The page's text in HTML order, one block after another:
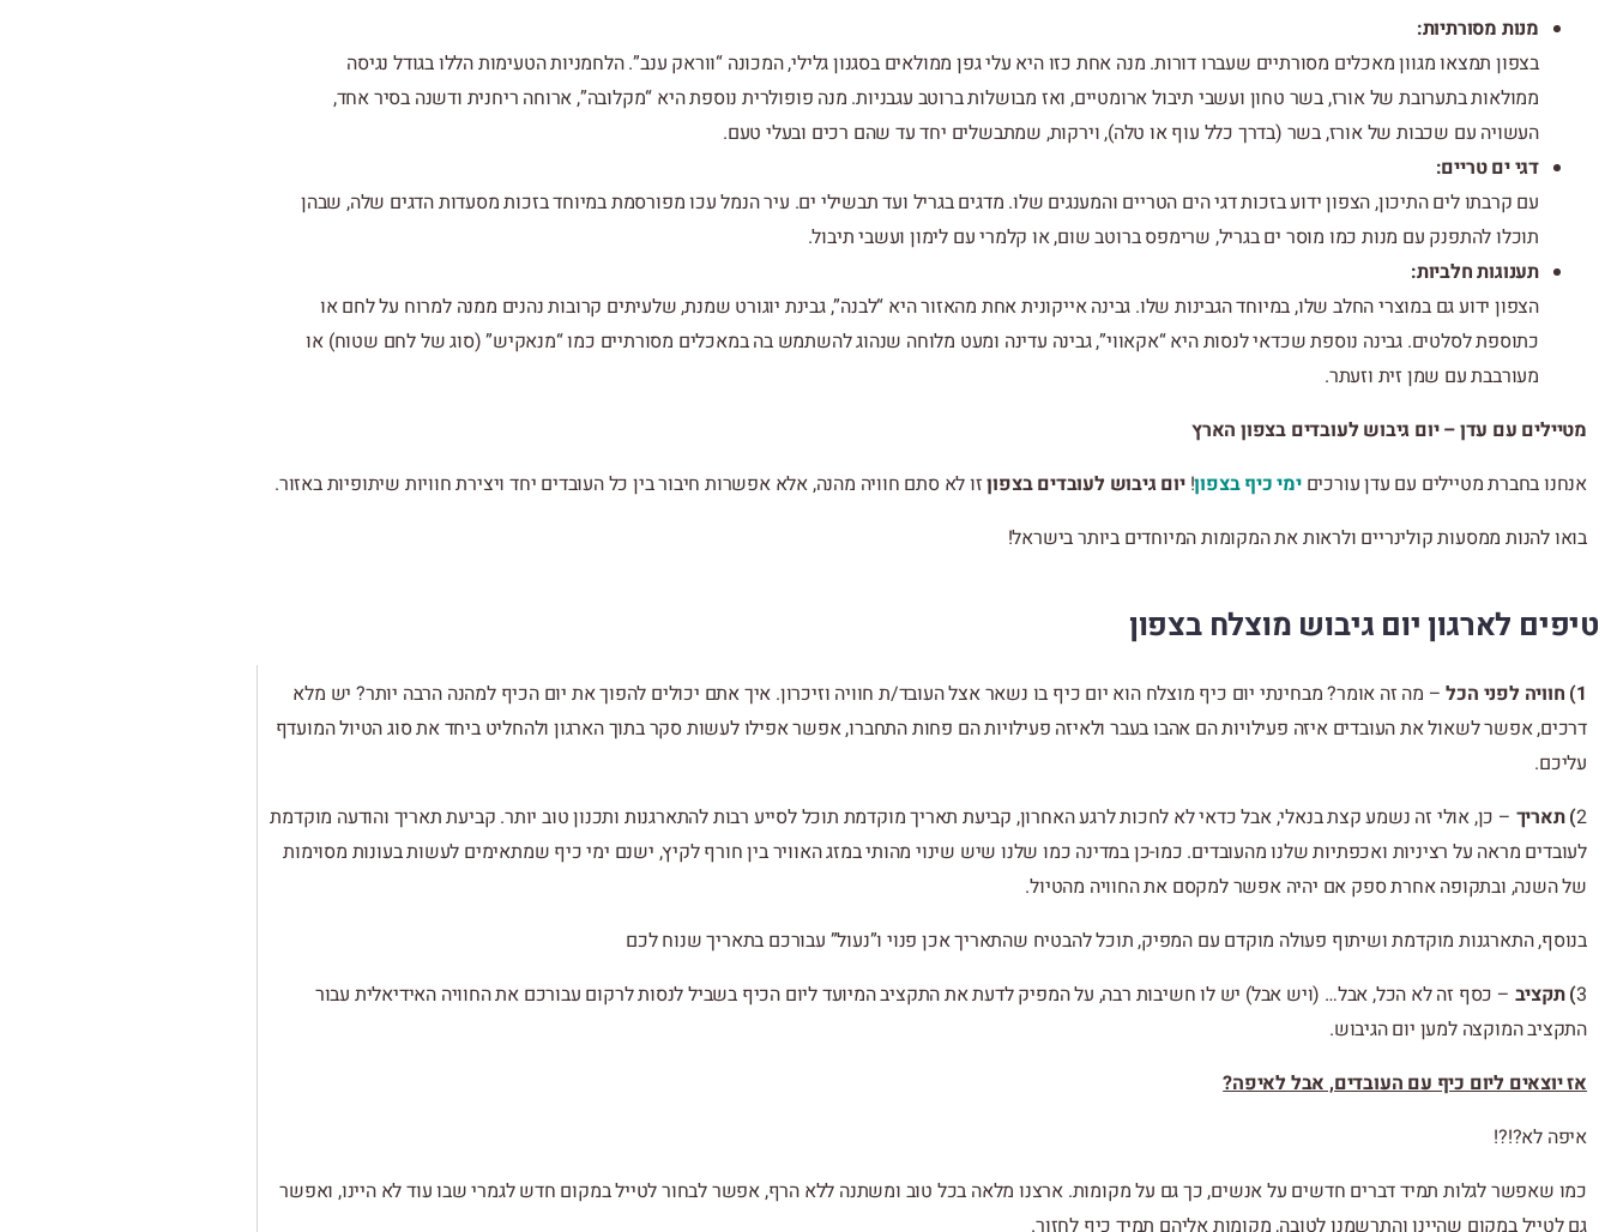
מנות מסורתיות:
בצפון תמצאו מגוון מאכלים מסורתיים שעברו דורות. מנה אחת כזו היא עלי גפן ממולאים בסגנון גלילי, המכונה “ווראק ענב”. הלחמניות הטעימות הללו בגודל נגיסה
ממולאות בתערובת של אורז, בשר טחון ועשבי תיבול ארומטיים, ואז מבושלות ברוטב עגבניות. מנה פופולרית נוספת היא “מקלובה”, ארוחה ריחנית ודשנה בסיר אחד,
העשויה עם שכבות של אורז, בשר (בדרך כלל עוף או טלה), וירקות, שמתבשלים יחד עד שהם רכים ובעלי טעם.
דגי ים טריים:
עם קרבתו לים התיכון, הצפון ידוע בזכות דגי הים הטריים והמענגים שלו. מדגים בגריל ועד תבשילי ים. עיר הנמל עכו מפורסמת במיוחד בזכות מסעדות הדגים שלה, שבהן
תוכלו להתפנק עם מנות כמו מוסר ים בגריל, שרימפס ברוטב שום, או קלמרי עם לימון ועשבי תיבול.
תענוגות חלביות:
הצפון ידוע גם במוצרי החלב שלו, במיוחד הגבינות שלו. גבינה אייקונית אחת מהאזור היא “לבנה”, גבינת יוגורט שמנת, שלעיתים קרובות נהנים ממנה למרוח על לחם או
כתוספת לסלטים. גבינה נוספת שכדאי לנסות היא “אקאווי”, גבינה עדינה ומעט מלוחה שנהוג להשתמש בה במאכלים מסורתיים כמו “מנאקיש” (סוג של לחם שטוח) או
מעורבבת עם שמן זית וזעתר.
מטיילים עם עדן –יום גיבוש לעובדים בצפון הארץ
אנחנו בחברת מטיילים עם עדן עורכיםימי כיף בצפון!יום גיבוש לעובדים בצפוןזו לא סתם חוויה מהנה, אלא אפשרות חיבור בין כל העובדים יחד ויצירת חוויות שיתופיות באזור.
בואו להנות ממסעות קולינריים ולראות את המקומות המיוחדים ביותר בישראל!
טיפים לארגון יום גיבוש מוצלח בצפון
1) חוויה לפני הכל
– מה זה אומר? מבחינתי יום כיף מוצלח הוא יום כיף בו נשאר אצל העובד/ת חוויה וזיכרון. איך אתם יכולים להפוך את יום הכיף למהנה הרבה יותר? יש מלא
דרכים, אפשר לשאול את העובדים איזה פעילויות הם אהבו בעבר ולאיזה פעילויות הם פחות התחברו, אפשר אפילו לעשות סקר בתוך הארגון ולהחליט ביחד את סוג הטיול המועדף
עליכם.
2) תאריך – כן, אולי זה נשמע קצת בנאלי, אבל כדאי לא לחכות לרגע האחרון, קביעת תאריך מוקדמת תוכל לסייע רבות להתארגנות ותכנון טוב יותר. קביעת תאריך והודעה מוקדמת
לעובדים מראה על רציניות ואכפתיות שלנו מהעובדים. כמו-כן במדינה כמו שלנו שיש שינוי מהותי במזג האוויר בין חורף לקיץ, ישנם ימי כיף שמתאימים לעשות בעונות מסוימות
של השנה, ובתקופה אחרת ספק אם יהיה אפשר למקסם את החוויה מהטיול.
בנוסף, התארגנות מוקדמת ושיתוף פעולה מוקדם עם המפיק, תוכל להבטיח שהתאריך אכן פנוי ו”נעול” עבורכם בתאריך שנוח לכם
3) תקציב – כסף זה לא הכל, אבל… (ויש אבל) יש לו חשיבות רבה, על המפיק לדעת את התקציב המיועד ליום הכיף בשביל לנסות לרקום עבורכם את החוויה האידיאלית עבור
התקציב המוקצה למען יום הגיבוש.
אז יוצאים ליום כיף עם העובדים, אבל לאיפה?
איפה לא?!?!
כמו שאפשר לגלות תמיד דברים חדשים על אנשים, כך גם על מקומות. ארצנו מלאה בכל טוב ומשתנה ללא הרף, אפשר לבחור לטייל במקום חדש לגמרי שבו עוד לא היינו, ואפשר
גם לטייל במקום שהיינו והתרשמנו לטובה, מקומות אליהם תמיד כיף לחזור.